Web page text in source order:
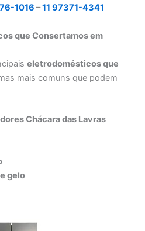
1016 –11 97371-4341
que Consertamos em
eletrodomésticos que
mais comuns que podem
Chácara das Lavras
gelo